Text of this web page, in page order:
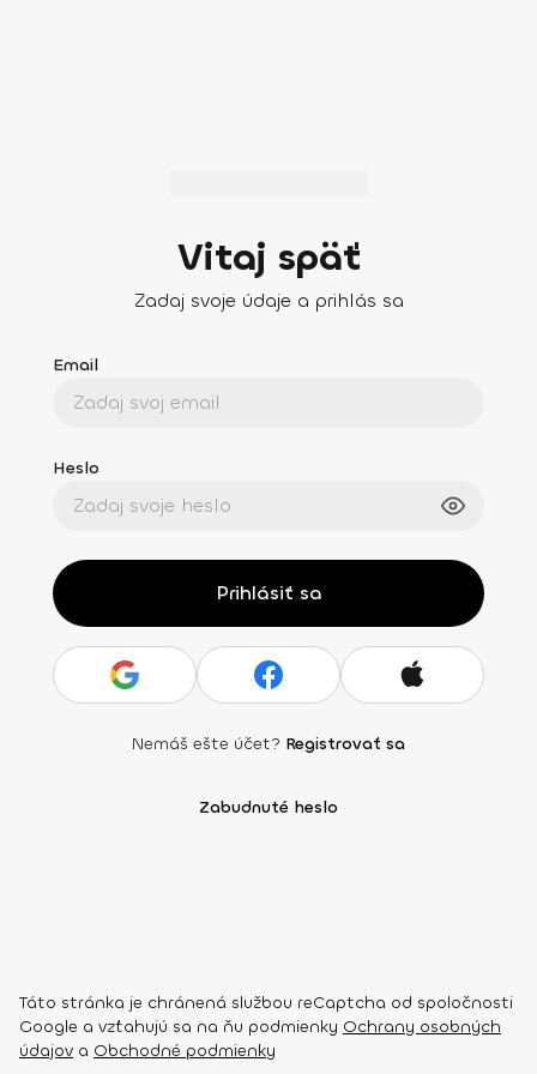
Vitaj späť
Zadaj svoje údaje a prihlás sa
Email
Heslo
Prihlásiť sa
Nemáš ešte účet? Registrovať sa
Zabudnuté heslo
Táto stránka je chránená službou reCaptcha od spoločnosti
Google a vzťahujú sa na ňu podmienky Ochrany osobných
údajov a Obchodné podmienky